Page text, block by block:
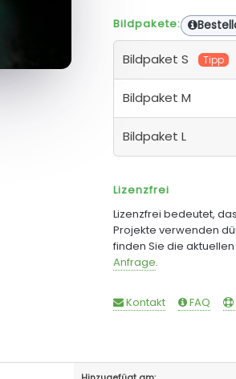
Bildpakete:
Bildpaket S Tipp
Bildpaket M
Bildpaket L
Lizenzfrei
Lizenzfrei bedeutet,
Projekte verwenden
finden Sie die
Anfrage.
Kontakt FAQ